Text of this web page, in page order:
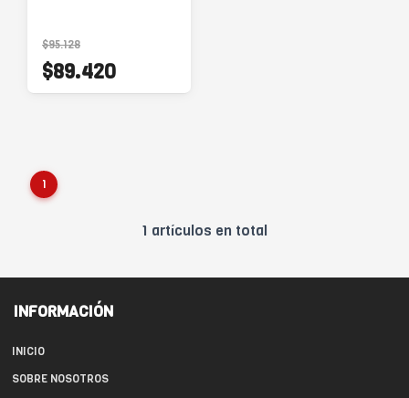
$95.128
$89.420
1
1 artículos en total
INFORMACIÓN
INICIO
SOBRE NOSOTROS